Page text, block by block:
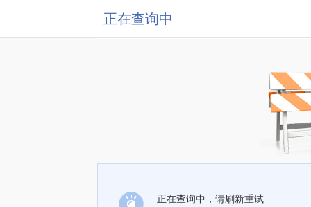
正在查询中
正在查询中，请刷新重试